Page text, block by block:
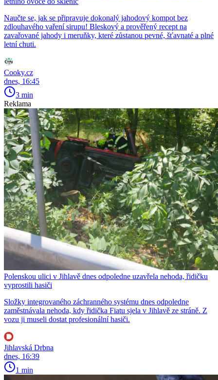
Naučte se, jak se připravuje dokonalý jahodový kompot bez
zdlouhavého vaření sirupu! Bleskový a prověřený recept na
zavařované jahody i meruňky, které zůstanou pevné, šťavnaté a plné
letní chuti.
Cooky.cz
dnes, 16:45
3 min
Reklama
Polenskou ulici v Jihlavě dnes odpoledne uzavřela nehoda, řidičku
vyprostili hasiči
Složky integrovaného záchranného systému dnes odpoledne
zaměstnávala nehoda, kdy řidička Fiatu sjela v Jihlavě ze stráně. Z
vozu ji museli dostat profesionální hasiči.
Jihlavská Drbna
dnes, 16:39
1 min